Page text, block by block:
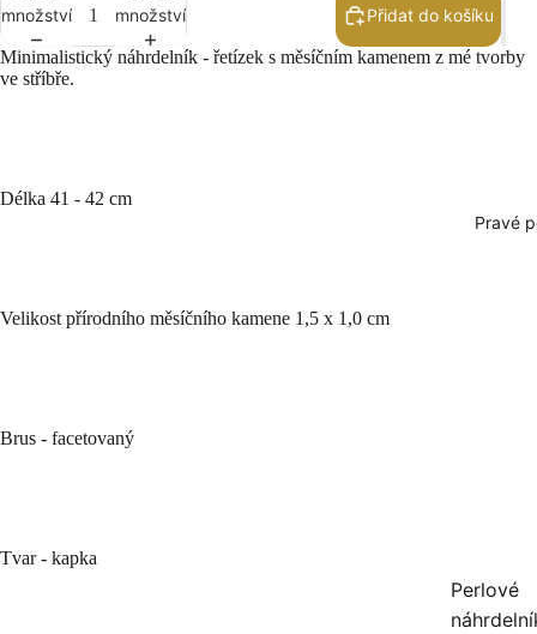
Pravé
Perlové
množství
množství
Přidat do košíku
Minimalistický náhrdelník - řetízek s měsíčním kamenem z mé tvorby
ve stříbře.
Délka 41 - 42 cm
Velikost přírodního měsíčního kamene 1,5 x 1,0 cm
Brus - facetovaný
Tvar - kapka